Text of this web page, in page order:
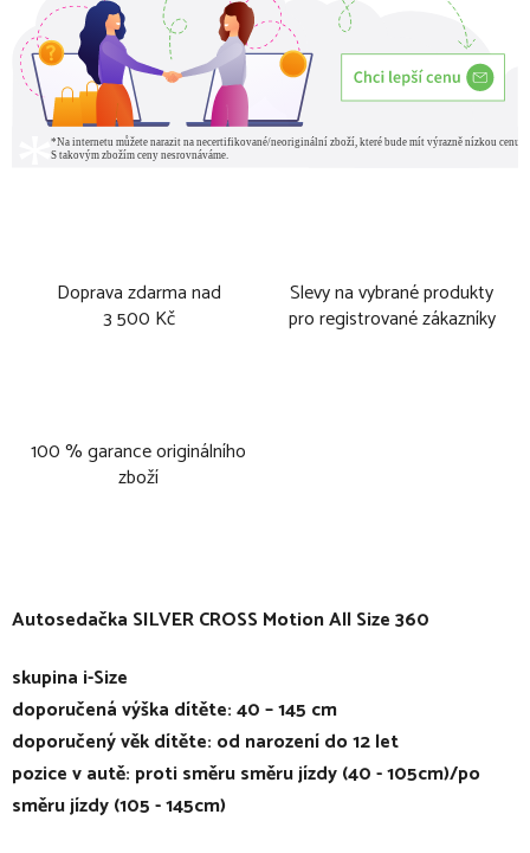
Doprava zdarma nad
3 500 Kč
Slevy na vybrané produkty
pro registrované zákazníky
100 % garance originálního
zboží
Autosedačka SILVER CROSS Motion All Size 360
skupina i-Size
doporučená výška dítěte: 40 – 145 cm
doporučený věk dítěte: od narození do 12 let
pozice v autě: proti směru směru jízdy (40 - 105cm)/po
směru jízdy (105 - 145cm)